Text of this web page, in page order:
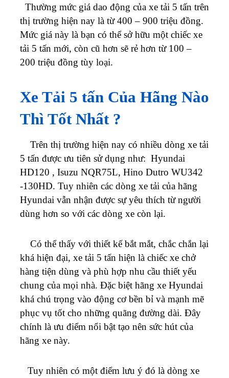
Thường mức giá dao động của xe tải 5 tấn trên
thị trường hiện nay là từ 400 – 900 triệu đồng.
Mức giá này là bạn có thể sở hữu một chiếc xe
tải 5 tấn mới, còn cũ hơn sẽ rẻ hơn từ 100 –
200 triệu đồng tùy loại.
Xe Tải 5 tấn Của Hãng Nào
Thì Tốt Nhất ?
Trên thị trường hiện nay có nhiều dòng xe tải
5 tấn được ưu tiên sử dụng như: Hyundai
HD120 , Isuzu NQR75L, Hino Dutro WU342
-130HD. Tuy nhiên các dòng xe tải của hãng
Hyundai vẫn nhận được sự yêu thích từ người
dùng hơn so với các dòng xe còn lại.
Có thể thấy với thiết kế bắt mắt, chắc chắn lại
khá hiện đại, xe tải 5 tấn hiện là chiếc xe chở
hàng tiện dùng và phù hợp nhu cầu thiết yếu
chung của mọi nhà. Đặc biệt hãng xe Hyundai
khá chú trọng vào động cơ bền bỉ và mạnh mẽ
phục vụ tốt cho những quãng đường dài. Đây
chính là ưu điểm nổi bật tạo nên sức hút của
hãng xe này.
Tuy nhiên có một điểm lưu ý đó là dòng xe